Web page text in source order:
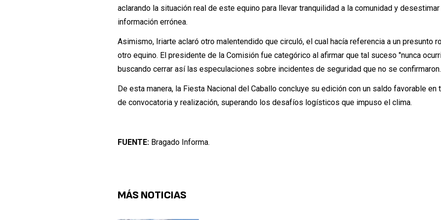
aclarando la situación real de este equino para llevar tranquilidad a la comunidad y desestimar
información errónea.
Asimismo, Iriarte aclaró otro malentendido que circuló, el cual hacía referencia a un presunto
otro equino. El presidente de la Comisión fue categórico al afirmar que tal suceso "nunca
buscando cerrar así las especulaciones sobre incidentes de seguridad que no se confirmaron.
De esta manera, la Fiesta Nacional del Caballo concluye su edición con un saldo favorable en
de convocatoria y realización, superando los desafíos logísticos que impuso el clima.
FUENTE: Bragado Informa.
MÁS NOTICIAS